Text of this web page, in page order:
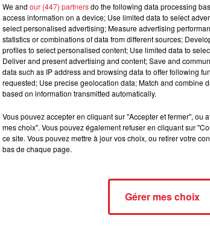
réalité, a un rêve depuis longtemps : devenir
une société où l'infertilité reste un sujet
les femmes qui se trouvent dans la même
jamais avoir d'enfant puisque je ne suis
gynécologues en France lorsque j'étais
menstruations, mes rendez-vous chez le
pas abandonné son rêve. Elle a dû passer par
transparence totale, elle a raconté sa dernière
Et en fait, j'ai perdu une sorte de… bout de
je suis choquée. En fait, je suis tellement
dit que c'était ça. En fait, c'est ça, c'est ton
tarte, mais bon, ça va passer parce
pas à ça. J'vous jure, c'est choquant, vous
We and our (447) partnersdo the following data processing
access information on a device; Use limited data to select
select personalised advertising; Measure advertising
statistics or combinations of data from different sources;
profiles to select personalised content; Use limited data to
Deliver and present advertising and content; Save and
data such as IP address and browsing data to offer following
requested; Use precise geolocation data; Match and combine
based on information transmitted automatically.
Vous pouvez accepter en cliquant sur "Accepter et fermer",
mes choix". Vous pouvez également refuser en cliquant sur
ce site. Vous pouvez mettre à jour vos choix, ou retirer votre
bas de chaque page.
Gérer mes choix